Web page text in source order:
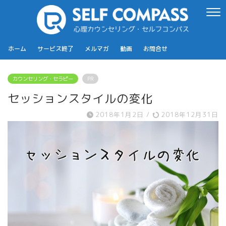
ホーム サービス終了 メルマガ 動画 お問合せ
カウンセリング・セラピー PR
セッションスタイルの変化
2018年1月2日 / 2018年12月31日